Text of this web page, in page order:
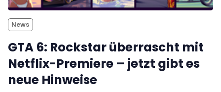
News
GTA 6: Rockstar überrascht mit
Netflix-Premiere – jetzt gibt es
neue Hinweise